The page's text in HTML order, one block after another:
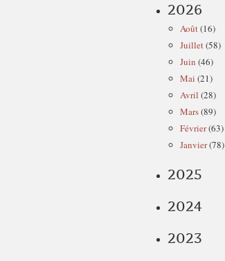
2026
Août(16)
Juillet(58)
Juin (46)
Mai (21)
Avril (28)
Mars(89)
Février(63)
Janvier(78)
2025
2024
2023